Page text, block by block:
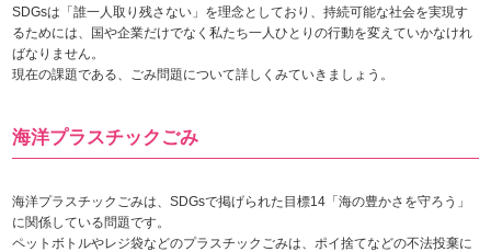
SDGsは「誰一人取り残さない」を理念としており、持続可能な社会を実現す
るためには、国や企業だけでなく私たち一人ひとりの行動を変えていかなけれ
ばなりません。
現在の課題である、ごみ問題について詳しくみていきましょう。
海洋プラスチックごみ
海洋プラスチックごみは、SDGsで掲げられた目標14「海の豊かさを守ろう」
に関係している問題です。
ペットボトルやレジ袋などのプラスチックごみは、ポイ捨てなどの不法投棄に